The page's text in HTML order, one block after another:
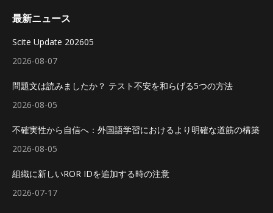
最新ニュース
Scite Update 202605
2026-08-07
問題文は読みましたか？ テスト不安を和らげる5つの方法
2026-08-05
不確実性から自信へ：外国語学習におけるより明確な道筋の構築
2026-08-05
組織に新しいROR IDを追加する時の注意
2026-07-17